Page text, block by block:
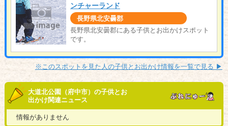
ンチャーランド
長野県北安曇郡
長野県北安曇郡にある子供とお出かけスポット
です。
※このスポットを見た人の子供とお出かけ情報を一覧で見る ▶︎
大道北公園（府中市）の子供とお
出かけ関連ニュース
情報がありません